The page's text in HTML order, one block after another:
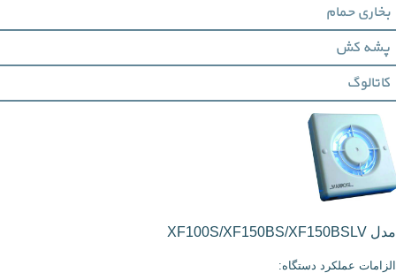
بخاری حمام
پشه کش
کاتالوگ
مدل XF100S/XF150BS/XF150BSLV
الزامات عملکرد دستگاه: